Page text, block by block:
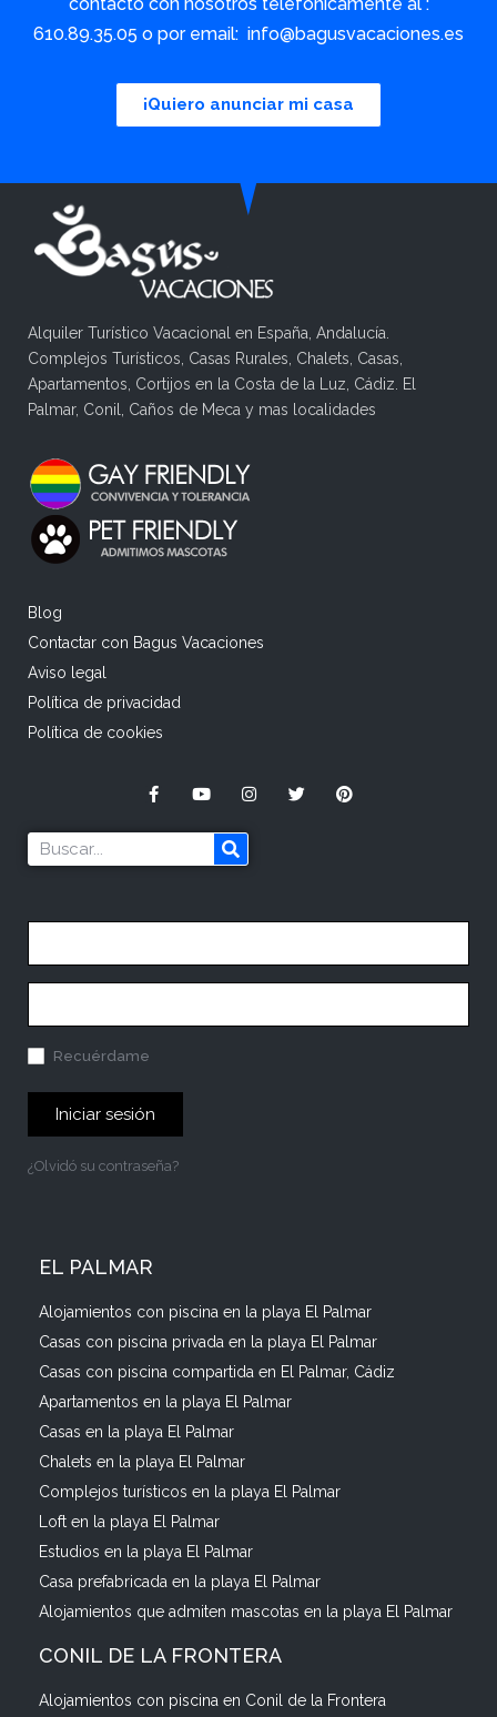
610.89.35.05 o por email: info@bagusvacaciones.es
¡Quiero anunciar mi casa
Alquiler Turístico Vacacional en España, Andalucía.
Complejos Turísticos, Casas Rurales, Chalets, Casas,
Apartamentos, Cortijos en la Costa de la Luz, Cádiz. El
Palmar, Conil, Caños de Meca y mas localidades
Blog
Contactar con Bagus Vacaciones
Aviso legal
Política de privacidad
Política de cookies
Recuérdame
Iniciar sesión
¿Olvidó su contraseña?
EL PALMAR
Alojamientos con piscina en la playa El Palmar
Casas con piscina privada en la playa El Palmar
Casas con piscina compartida en El Palmar, Cádiz
Apartamentos en la playa El Palmar
Casas en la playa El Palmar
Chalets en la playa El Palmar
Complejos turísticos en la playa El Palmar
Loft en la playa El Palmar
Estudios en la playa El Palmar
Casa prefabricada en la playa El Palmar
Alojamientos que admiten mascotas en la playa El Palmar
CONIL DE LA FRONTERA
Alojamientos con piscina en Conil de la Frontera